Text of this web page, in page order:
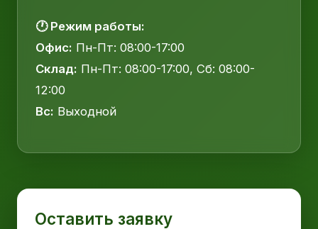
🕐 Режим работы:
Офис: Пн-Пт: 08:00-17:00
Склад: Пн-Пт: 08:00-17:00, Сб: 08:00-
12:00
Вс: Выходной
Оставить заявку